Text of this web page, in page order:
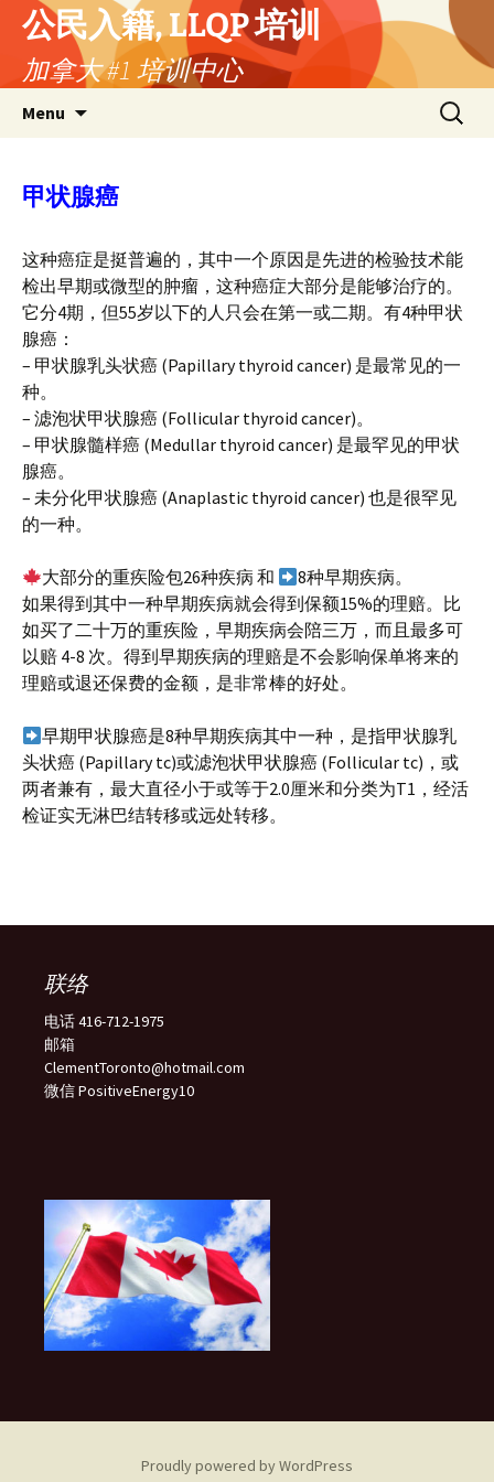
公民入籍, LLQP 培训
加拿大 #1 培训中心
Menu
甲状腺癌
这种癌症是挺普遍的，其中一个原因是先进的检验技术能
检出早期或微型的肿瘤，这种癌症大部分是能够治疗的。
它分4期，但55岁以下的人只会在第一或二期。有4种甲状
腺癌：
– 甲状腺乳头状癌 (Papillary thyroid cancer) 是最常见的一
种。
– 滤泡状甲状腺癌 (Follicular thyroid cancer)。
– 甲状腺髓样癌 (Medullar thyroid cancer) 是最罕见的甲状
腺癌。
– 未分化甲状腺癌 (Anaplastic thyroid cancer) 也是很罕见
的一种。
大部分的重疾险包26种疾病 和
8种早期疾病。
如果得到其中一种早期疾病就会得到保额15%的理赔。比
如买了二十万的重疾险，早期疾病会陪三万，而且最多可
以赔 4-8 次。得到早期疾病的理赔是不会影响保单将来的
理赔或退还保费的金额，是非常棒的好处。
早期甲状腺癌是8种早期疾病其中一种，是指甲状腺乳
头状癌 (Papillary tc)或滤泡状甲状腺癌 (Follicular tc)，或
两者兼有，最大直径小于或等于2.0厘米和分类为T1，经活
检证实无淋巴结转移或远处转移。
联络
电话 416-712-1975
邮箱
ClementToronto@hotmail.com
微信 PositiveEnergy10
Proudly powered by WordPress